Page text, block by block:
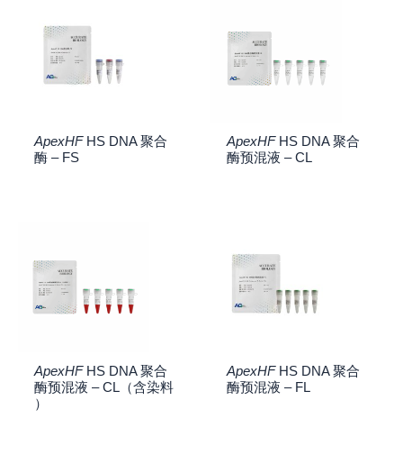
ApexHFHS DNA 聚合
酶 – FS
ApexHFHS DNA 聚合
酶预混液 – CL
ApexHFHS DNA 聚合
酶预混液 – CL（含染料
）
ApexHFHS DNA 聚合
酶预混液 – FL